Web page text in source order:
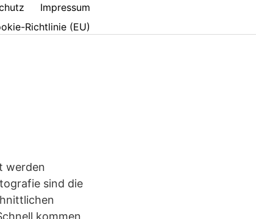
Impressum
Richtlinie (EU)
werden
sind die
kommen